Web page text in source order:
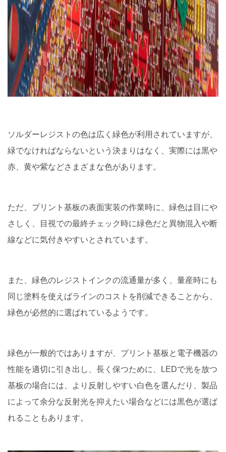
ソルダーレジストの色は広く緑色が利用されていますが、
緑でなければならないという決まりはなく、実際には黒や
赤、黄や紫などさまざまな色があります。
ただ、プリント基板の表面実装の作業時に、緑色は目にや
さしく、目視での最終チェック時に緑色だと異物混入や断
線などに気付きやすいとされています。
また、緑色のレジストインクの流通量が多く、量産時にも
同じ塗料を使えばラインのコストを削減できることから、
緑色が必然的に選ばれているようです。
緑色が一般的ではありますが、プリント基板と電子機器の
性能を適切に引き出し、長く保つために、LEDで光を放つ
基板の場合には、より反射しやすい白色を選んだり、製品
によって余分な反射光を抑えたい場合などには黒色が選ば
れることもあります。